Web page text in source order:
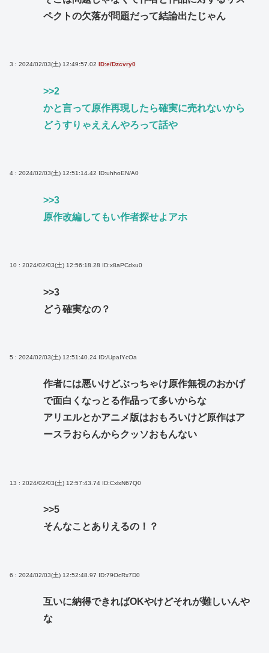
ペクトの欠落が問題だって結論出たじゃん
3 : 2024/02/03(土) 12:49:57.02 ID:e/Dzcvry0
>>2
かと言って原作再現したら確実に売れないから
どうすりゃええんやろって話や
4 : 2024/02/03(土) 12:51:14.42 ID:uhhoEN/A0
>>3
原作改編してもい作者探せよアホ
10 : 2024/02/03(土) 12:56:18.28 ID:x8aPCdxu0
>>3
どう確実なの？
5 : 2024/02/03(土) 12:51:40.24 ID:/UpaIYcOa
作者には悪いけどぶっちゃけ原作無視のおかげ
で面白くなっとる作品って多いからな
アリエルとかアニメ版はおもろいけど原作はア
ースラおらんからクッソおもんない
13 : 2024/02/03(土) 12:57:43.74 ID:CxlxN67Q0
>>5
そんなことありえるの！？
6 : 2024/02/03(土) 12:52:48.97 ID:79OcRx7D0
互いに納得できればOKやけどそれが難しいんや
な